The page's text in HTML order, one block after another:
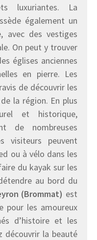
luxuriantes. La
également un
avec des vestiges
On peut y trouver
églises anciennes
en pierre. Les
de découvrir les
la région. En plus
et historique,
de nombreuses
visiteurs peuvent
ou à vélo dans les
du kayak sur les
au bord du
(Brommat) est
pour les amoureux
d’histoire et les
découvrir la beauté